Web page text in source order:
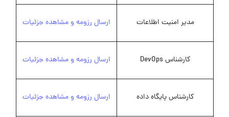
مدیر امنیت اطلاعات ارسال رزومه و مشاهده جزئیات
کارشناس DevOps ارسال رزومه و مشاهده جزئیات
کارشناس پایگاه داده ارسال رزومه و مشاهده جزئیات